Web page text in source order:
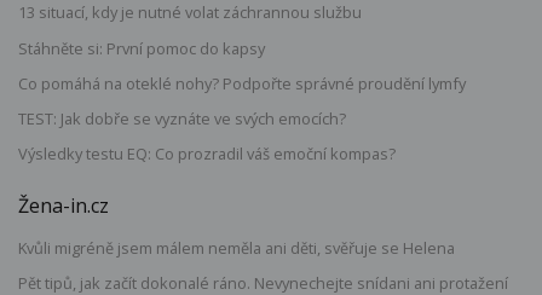
13 situací, kdy je nutné volat záchrannou službu
Stáhněte si: První pomoc do kapsy
Co pomáhá na oteklé nohy? Podpořte správné proudění lymfy
TEST: Jak dobře se vyznáte ve svých emocích?
Výsledky testu EQ: Co prozradil váš emoční kompas?
Žena-in.cz
Kvůli migréně jsem málem neměla ani děti, svěřuje se Helena
Pět tipů, jak začít dokonalé ráno. Nevynechejte snídani ani protažení